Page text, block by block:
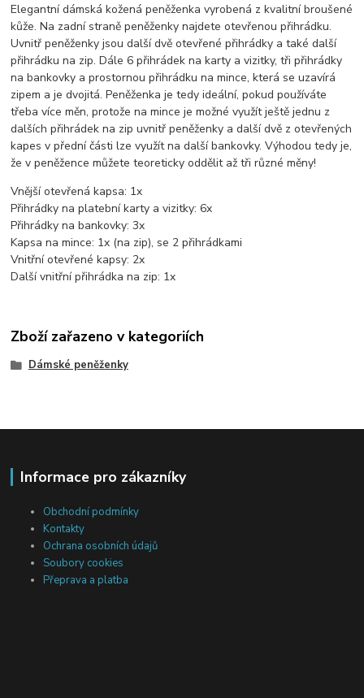
Elegantní dámská kožená peněženka vyrobená z kvalitní broušené
kůže. Na zadní straně peněženky najdete otevřenou přihrádku.
Uvnitř peněženky jsou další dvě otevřené přihrádky a také další
přihrádku na zip. Dále 6 přihrádek na karty a vizitky, tři přihrádky
na bankovky a prostornou přihrádku na mince, která se uzavírá
zipem a je dvojitá. Peněženka je tedy ideální, pokud používáte
třeba více měn, protože na mince je možné využít ještě jednu z
dalších přihrádek na zip uvnitř peněženky a další dvě z otevřených
kapes v přední části lze využít na další bankovky. Výhodou tedy je,
že v peněžence můžete teoreticky oddělit až tři různé měny!
Vnější otevřená kapsa: 1x
Přihrádky na platební karty a vizitky: 6x
Přihrádky na bankovky: 3x
Kapsa na mince: 1x (na zip), se 2 přihrádkami
Vnitřní otevřené kapsy: 2x
Další vnitřní přihrádka na zip: 1x
Zboží zařazeno v kategoriích
Dámské peněženky
Informace pro zákazníky
Obchodní podmínky
Kontakty
Ochrana osobních údajů
Soubory cookies
Přeprava a platba